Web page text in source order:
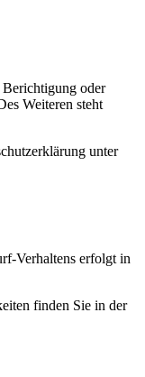
Berichtigung oder
Weiteren steht
unter
Verhaltens erfolgt in
finden Sie in der